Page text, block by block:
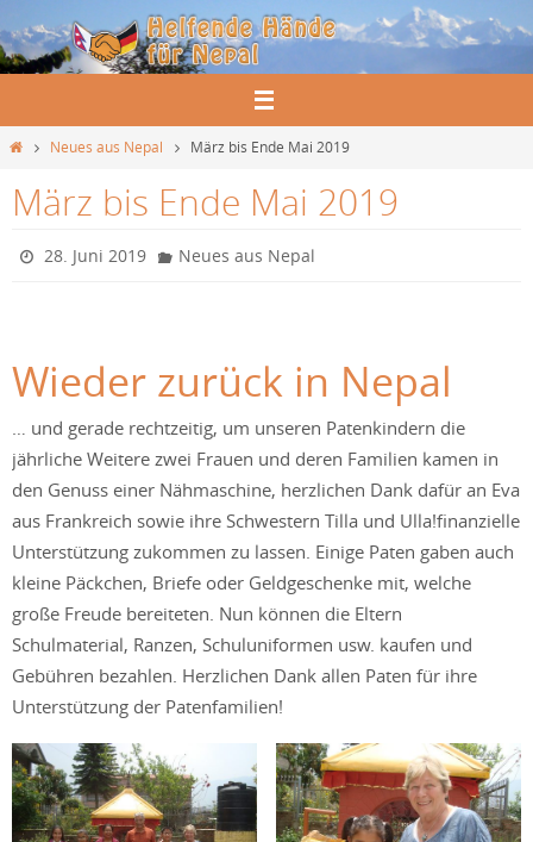
Inhalt
springen
StartNeues aus Nepal März bis Ende Mai 2019
März bis Ende Mai 2019
28. Juni 2019 Neues aus Nepal
Wieder zurück in Nepal
… und gerade rechtzeitig, um unseren Patenkindern die
jährliche Weitere zwei Frauen und deren Familien kamen in
den Genuss einer Nähmaschine, herzlichen Dank dafür an Eva
aus Frankreich sowie ihre Schwestern Tilla und Ulla!finanzielle
Unterstützung zukommen zu lassen. Einige Paten gaben auch
kleine Päckchen, Briefe oder Geldgeschenke mit, welche
große Freude bereiteten. Nun können die Eltern
Schulmaterial, Ranzen, Schuluniformen usw. kaufen und
Gebühren bezahlen. Herzlichen Dank allen Paten für ihre
Unterstützung der Patenfamilien!